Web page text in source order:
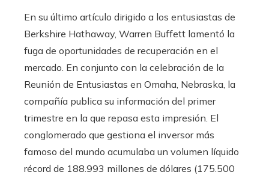
En su último artículo dirigido a los entusiastas de
Berkshire Hathaway, Warren Buffett lamentó la
fuga de oportunidades de recuperación en el
mercado. En conjunto con la celebración de la
Reunión de Entusiastas en Omaha, Nebraska, la
compañía publica su información del primer
trimestre en la que repasa esta impresión. El
conglomerado que gestiona el inversor más
famoso del mundo acumulaba un volumen líquido
récord de 188.993 millones de dólares (175.500